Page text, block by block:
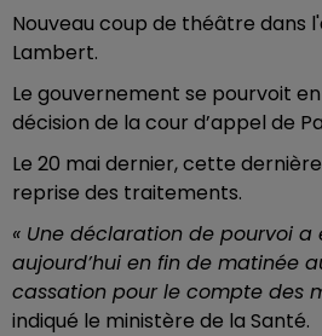
Nouveau coup de théâtre dans
Lambert.
Le gouvernement se pourvoit
décision de la cour d’appel de
Le 20 mai dernier, cette
reprise des traitements.
« Une déclaration de pourvoi a
aujourd’hui en fin de matinée
cassation pour le compte des
indiqué le ministère de la Santé.